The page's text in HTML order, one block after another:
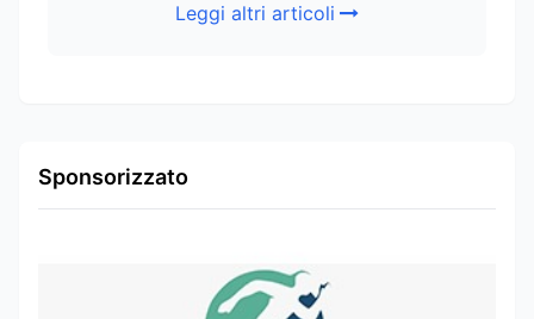
Leggi altri articoli
Sponsorizzato